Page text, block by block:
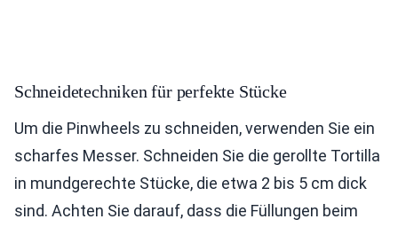
Schneidetechniken für perfekte Stücke
Um die Pinwheels zu schneiden, verwenden Sie ein
scharfes Messer. Schneiden Sie die gerollte Tortilla
in mundgerechte Stücke, die etwa 2 bis 5 cm dick
sind. Achten Sie darauf, dass die Füllungen beim